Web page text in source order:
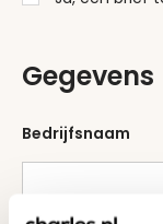
Gegevens
Bedrijfsnaam